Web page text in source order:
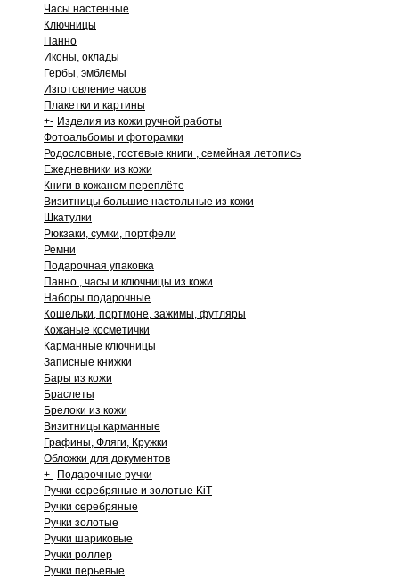
Часы настенные
Ключницы
Панно
Иконы, оклады
Гербы, эмблемы
Изготовление часов
Плакетки и картины
+- Изделия из кожи ручной работы
Фотоальбомы и фоторамки
Родословные, гостевые книги , семейная летопись
Ежедневники из кожи
Книги в кожаном переплёте
Визитницы большие настольные из кожи
Шкатулки
Рюкзаки, сумки, портфели
Ремни
Подарочная упаковка
Панно , часы и ключницы из кожи
Наборы подарочные
Кошельки, портмоне, зажимы, футляры
Кожаные косметички
Карманные ключницы
Записные книжки
Бары из кожи
Браслеты
Брелоки из кожи
Визитницы карманные
Графины, Фляги, Кружки
Обложки для документов
+- Подарочные ручки
Ручки серебряные и золотые KiT
Ручки серебряные
Ручки золотые
Ручки шариковые
Ручки роллер
Ручки перьевые